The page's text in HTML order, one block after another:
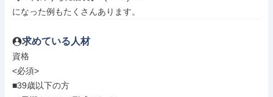
になった例もたくさんあります。
求めている人材
資格
<必須>
■39歳以下の方